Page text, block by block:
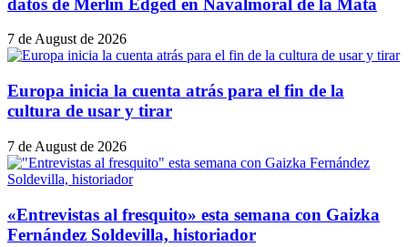
7 de August de 2026
Europa inicia la cuenta atrás para el fin de la
cultura de usar y tirar
7 de August de 2026
«Entrevistas al fresquito» esta semana con Gaizka
Fernández Soldevilla, historiador